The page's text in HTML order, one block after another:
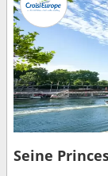
Seine